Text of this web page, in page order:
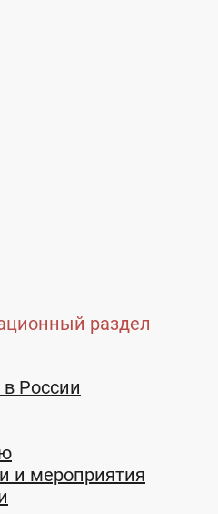
раздел
России
и мероприятия